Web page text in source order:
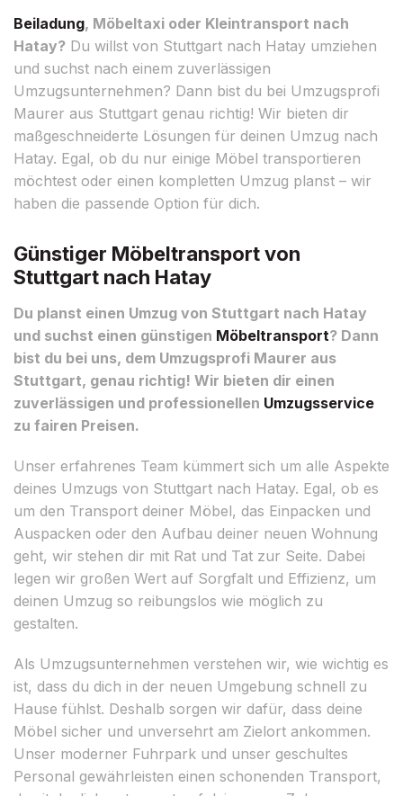
Beiladung, Möbeltaxi oder Kleintransport nach
Hatay? Du willst von Stuttgart nach Hatay umziehen
und suchst nach einem zuverlässigen
Umzugsunternehmen? Dann bist du bei Umzugsprofi
Maurer aus Stuttgart genau richtig! Wir bieten dir
maßgeschneiderte Lösungen für deinen Umzug nach
Hatay. Egal, ob du nur einige Möbel transportieren
möchtest oder einen kompletten Umzug planst – wir
haben die passende Option für dich.
Günstiger Möbeltransport von
Stuttgart nach Hatay
Du planst einen Umzug von Stuttgart nach Hatay
und suchst einen günstigen Möbeltransport? Dann
bist du bei uns, dem Umzugsprofi Maurer aus
Stuttgart, genau richtig! Wir bieten dir einen
zuverlässigen und professionellen Umzugsservice
zu fairen Preisen.
Unser erfahrenes Team kümmert sich um alle Aspekte
deines Umzugs von Stuttgart nach Hatay. Egal, ob es
um den Transport deiner Möbel, das Einpacken und
Auspacken oder den Aufbau deiner neuen Wohnung
geht, wir stehen dir mit Rat und Tat zur Seite. Dabei
legen wir großen Wert auf Sorgfalt und Effizienz, um
deinen Umzug so reibungslos wie möglich zu
gestalten.
Als Umzugsunternehmen verstehen wir, wie wichtig es
ist, dass du dich in der neuen Umgebung schnell zu
Hause fühlst. Deshalb sorgen wir dafür, dass deine
Möbel sicher und unversehrt am Zielort ankommen.
Unser moderner Fuhrpark und unser geschultes
Personal gewährleisten einen schonenden Transport,